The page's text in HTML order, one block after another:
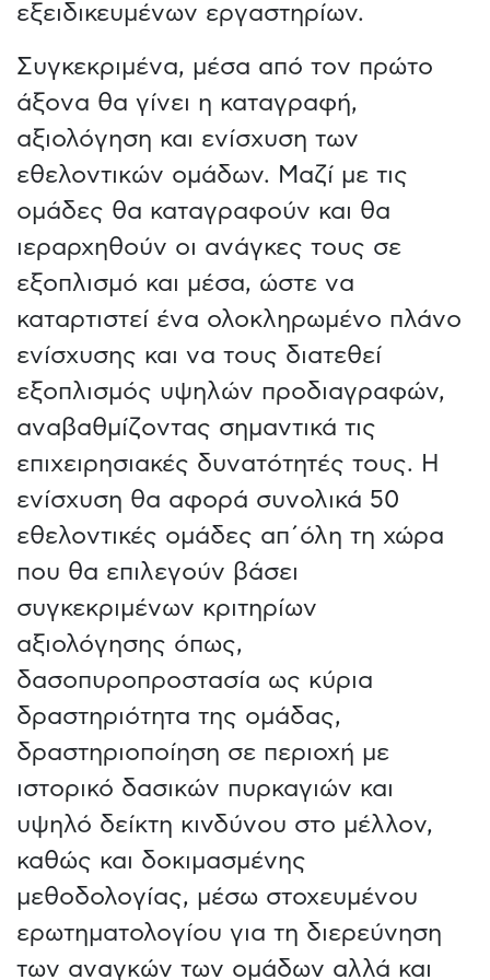
εξειδικευμένων εργαστηρίων.
Συγκεκριμένα, μέσα από τον πρώτο
άξονα θα γίνει η καταγραφή,
αξιολόγηση και ενίσχυση των
εθελοντικών ομάδων. Μαζί με τις
ομάδες θα καταγραφούν και θα
ιεραρχηθούν οι ανάγκες τους σε
εξοπλισμό και μέσα, ώστε να
καταρτιστεί ένα ολοκληρωμένο πλάνο
ενίσχυσης και να τους διατεθεί
εξοπλισμός υψηλών προδιαγραφών,
αναβαθμίζοντας σημαντικά τις
επιχειρησιακές δυνατότητές τους. Η
ενίσχυση θα αφορά συνολικά 50
εθελοντικές ομάδες απ΄όλη τη χώρα
που θα επιλεγούν βάσει
συγκεκριμένων κριτηρίων
αξιολόγησης όπως,
δασοπυροπροστασία ως κύρια
δραστηριότητα της ομάδας,
δραστηριοποίηση σε περιοχή με
ιστορικό δασικών πυρκαγιών και
υψηλό δείκτη κινδύνου στο μέλλον,
καθώς και δοκιμασμένης
μεθοδολογίας, μέσω στοχευμένου
ερωτηματολογίου για τη διερεύνηση
των αναγκών των ομάδων αλλά και